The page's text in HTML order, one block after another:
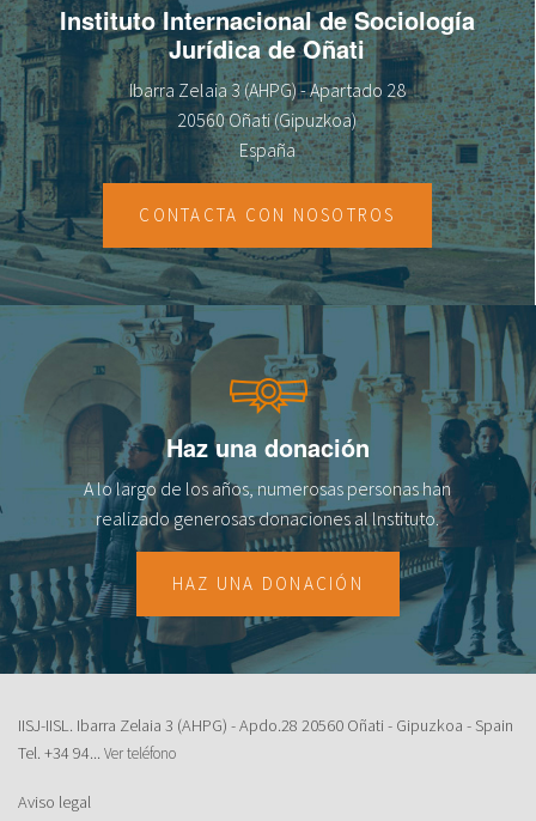
Calendario
Galería de fotos
es
eu
en
Instituto Internacional de Sociología
Jurídica de Oñati
Ibarra Zelaia 3 (AHPG) - Apartado 28
20560 Oñati (Gipuzkoa)
España
CONTACTA CON NOSOTROS
Haz una donación
A lo largo de los años, numerosas personas han
realizado generosas donaciones al lnstituto.
HAZ UNA DONACIÓN
IISJ-IISL. Ibarra Zelaia 3 (AHPG) - Apdo.28 20560 Oñati - Gipuzkoa - Spain
Tel. +34 94... Ver teléfono
Aviso legal